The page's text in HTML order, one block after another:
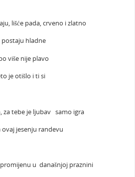
lišće pada, crveno i zlatno
hladne
više nije plavo
je otišlo i ti si
za tebe je ljubav samo igra
jesenju randevu
u današnjoj praznini